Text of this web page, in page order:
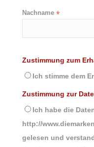
Nachname*
Zustimmung zum
Ich stimme dem
Zustimmung zur
Ich habe die
http://
gelesen und